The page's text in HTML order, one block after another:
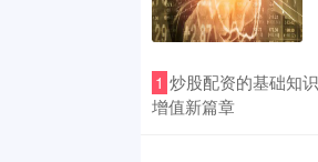
1 炒股配资的基础知
增值新篇章